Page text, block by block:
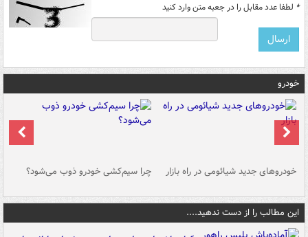
* لطفا عدد مقابل را در جعبه متن وارد کنید
خودرو
خودروهای جدید شیائومی در راه بازار چرا سیم‌کشی خودرو ذوب می‌شود؟
این مطالب را از دست ندهید....